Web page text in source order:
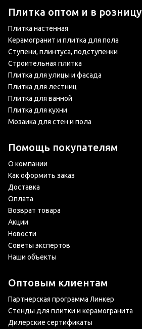
Плитка оптом и в розницу
Плитка настенная
Керамогранит и плитка для пола
Ступени, плинтуса, подступенки
Строительная плитка
Плитка для улицы и фасада
Плитка для лестниц
Плитка для ванной
Плитка для кухни
Мозаика для стен и пола
Помощь покупателям
О компании
Как оформить заказ
Доставка
Оплата
Возврат товара
Акции
Новости
Советы экспертов
Наши объекты
Оптовым клиентам
Партнерская программа Линкер
Стенды для плитки и керамогранита
Дилерские сертификаты